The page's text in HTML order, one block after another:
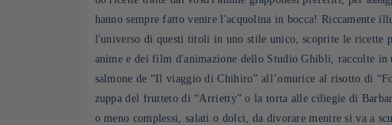
hanno sempre fatto venire l'acquolina in bocca! Riccamente
l'universo di questi titoli in uno stile unico, scoprite le ricette
anime e dei film d'animazione dello Studio Ghibli, raccolte
salmone de “Il viaggio di Chihiro” all’omurice al risotto di
zuppa del frutteto di “Arrietty” o la torta alle ciliegie di
o meno complessi, salati o dolci, da divorare mentre si va a